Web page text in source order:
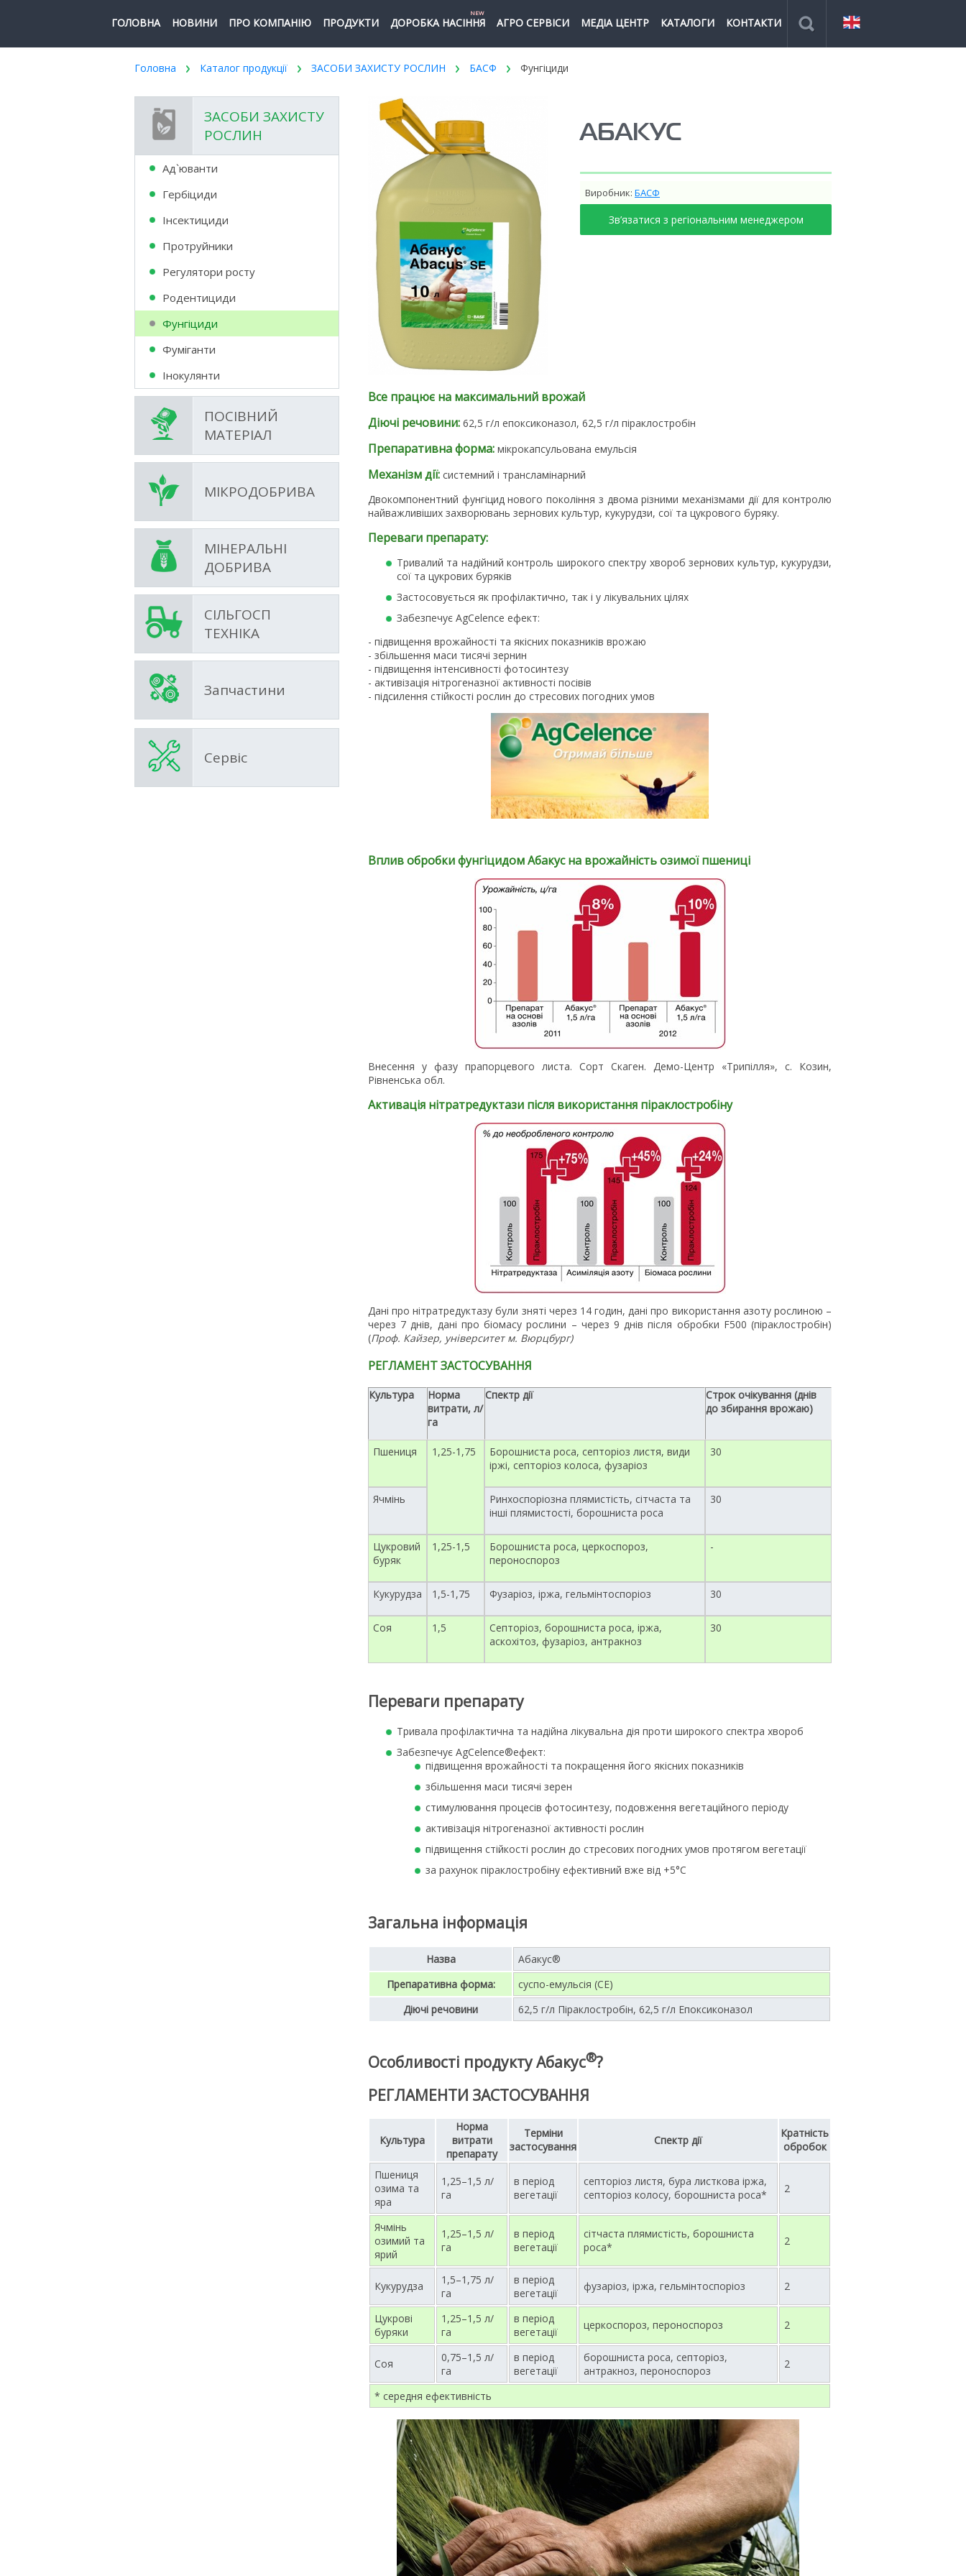
ГОЛОВНА НОВИНИ ПРО КОМПАНІЮ ПРОДУКТИ ДОРОБКА НАСІННЯ
NEW
АГРО СЕРВІСИ МЕДІА ЦЕНТР КАТАЛОГИ КОНТАКТИ
Головна Каталог продукції ЗАСОБИ ЗАХИСТУ РОСЛИН БАСФ Фунгіциди
ЗАСОБИ ЗАХИСТУ
РОСЛИН
Ад`юванти
Гербіциди
Інсектициди
Протруйники
Регулятори росту
Родентициди
Фунгіциди
Фумiганти
Інокулянти
ПОСІВНИЙ
МАТЕРІАЛ
МІКРОДОБРИВА
МІНЕРАЛЬНІ
ДОБРИВА
СІЛЬГОСП
ТЕХНІКА
Запчастини
Сервіс
АБАКУС
Виробник: БАСФ
Зв’язатися з регіональним менеджером
Все працює на максимальний врожай
Діючі речовини: 62,5 г/л епоксиконазол, 62,5 г/л піраклостробін
Препаративна форма: мікрокапсульована емульсія
Механізм дії: системний і трансламінарний
Двокомпонентний фунгіцид нового покоління з двома різними механізмами дії для контролю
найважливіших захворювань зернових культур, кукурудзи, сої та цукрового буряку.
Переваги препарату:
Тривалий та надійний контроль широкого спектру хвороб зернових культур, кукурудзи,
сої та цукрових буряків
Застосовується як профілактично, так і у лікувальних цілях
Забезпечує AgCelence ефект:
- пiдвищення врожайностi та якісних показників врожаю
- збільшення маси тисячі зернин
- пiдвищення iнтенсивностi фотосинтезу
- активізація нітрогеназної активності посівів
- пiдсилення стiйкостi рослин до стресових погодних умов
Вплив обробки фунгіцидом Абакус на врожайність озимої пшениці
Внесення у фазу прапорцевого листа. Сорт Скаген. Демо-Центр «Трипілля», с. Козин,
Рівненська обл.
Активація нітратредуктази після використання піраклостробіну
Дані про нітратредуктазу були зняті через 14 годин, дані про використання азоту рослиною –
через 7 днів, дані про біомасу рослини – через 9 днів після обробки F500 (піраклостробін)
(Проф. Кайзер, університет м. Вюрцбург)
РЕГЛАМЕНТ ЗАСТОСУВАННЯ
Культура
Норма
витрати, л/
га
Спектр дії
Строк очікування (днів
до збирання врожаю)
Пшениця 1,25-1,75
Борошниста роса, септоріоз листя, види
іржі, септоріоз колоса, фузаріоз
30
Ячмінь
Ринхоспоріозна плямистість, сітчаста та
інші плямистості, борошниста роса
30
Цукровий
буряк
1,25-1,5
Борошниста роса, церкоспороз,
пероноспороз
-
Кукурудза 1,5-1,75 Фузаріоз, іржа, гельмінтоспоріоз 30
Соя 1,5
Септоріоз, борошниста роса, іржа,
аскохітоз, фузаріоз, антракноз
30
Переваги препарату
Тривала профілактична та надійна лікувальна дія проти широкого спектра хвороб
Забезпечує AgCelence®ефект:
пiдвищення врожайностi та покращення його якісних показників
збільшення маси тисячі зерен
стимулювання процесів фотосинтезу, подовження вегетаційного періоду
активізація нітрогеназної активності рослин
пiдвищення стiйкостi рослин до стресових погодних умов протягом вегетації
за рахунок піраклостробіну ефективний вже від +5°С
Загальна інформація
Назва
Абакус®
Препаративна форма:
суспо-емульсія (СЕ)
Діючі речовини
62,5 г/л Піраклостробін, 62,5 г/л Епоксиконазол
Особливості продукту Абакус®?
РЕГЛАМЕНТИ ЗАСТОСУВАННЯ
Культура
Норма
витрати
препарату
Терміни
застосування
Спектр дії
Кратність
обробок
Пшениця
озима та
яра
1,25–1,5 л/
га
в період
вегетації
септоріоз листя, бура листкова іржа,
септоріоз колосу, борошниста роса*
2
Ячмінь
озимий та
ярий
1,25–1,5 л/
га
в період
вегетації
сітчаста плямистість, борошниста
роса*
2
Кукурудза
1,5–1,75 л/
га
в період
вегетації
фузаріоз, іржа, гельмінтоспоріоз 2
Цукрові
буряки
1,25–1,5 л/
га
в період
вегетації
церкоспороз, пероноспороз 2
Соя
0,75–1,5 л/
га
в період
вегетації
борошниста роса, септоріоз,
антракноз, пероноспороз
2
* середня ефективність